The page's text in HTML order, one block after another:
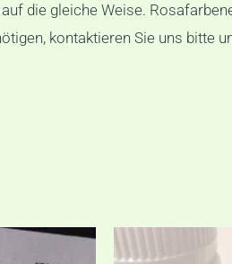
die gleiche Weise.
kontaktieren Sie uns bitte
Dieses